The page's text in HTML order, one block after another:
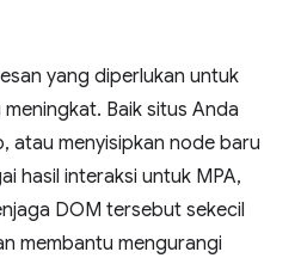
yang diperlukan untuk
Baik situs Anda
atau menyisipkan node baru
hasil interaksi untuk MPA,
DOM tersebut sekecil
membantu mengurangi